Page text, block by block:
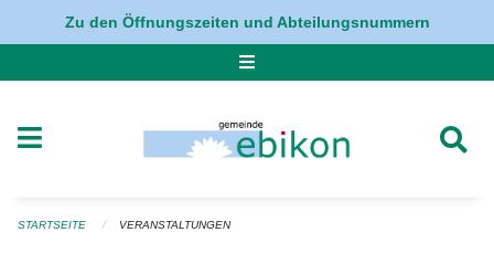
Navigation überspringen
Zu den Öffnungszeiten und Abteilungsnummern
STARTSEITE VERANSTALTUNGEN